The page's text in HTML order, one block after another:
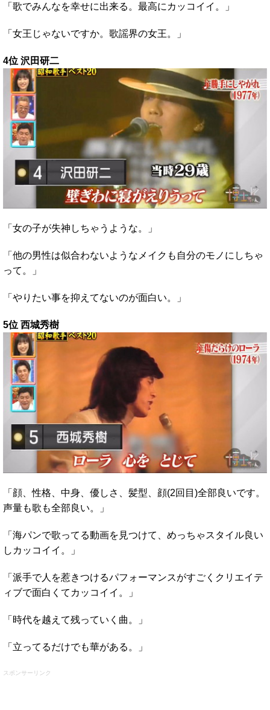
「歌でみんなを幸せに出来る。最高にカッコイイ。」
「女王じゃないですか。歌謡界の女王。」
4位 沢田研二
「女の子が失神しちゃうような。」
「他の男性は似合わないようなメイクも自分のモノにしちゃ
って。」
「やりたい事を抑えてないのが面白い。」
5位 西城秀樹
「顔、性格、中身、優しさ、髪型、顔(2回目)全部良いです。
声量も歌も全部良い。」
「海パンで歌ってる動画を見つけて、めっちゃスタイル良い
しカッコイイ。」
「派手で人を惹きつけるパフォーマンスがすごくクリエイテ
ィブで面白くてカッコイイ。」
「時代を越えて残っていく曲。」
「立ってるだけでも華がある。」
スポンサーリンク